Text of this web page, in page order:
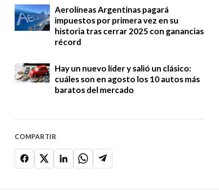
Aerolíneas Argentinas pagará
impuestos por primera vez en su
historia tras cerrar 2025 con ganancias
récord
Hay un nuevo líder y salió un clásico:
cuáles son en agosto los 10 autos más
baratos del mercado
COMPARTIR